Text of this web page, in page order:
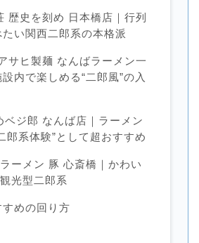
歴史を刻め 日本橋店｜行列
い関西二郎系の本格派
サヒ製麺 なんばラーメン一
内で楽しめる“二郎風”の入
ベジ郎 なんば店｜ラーメン
郎系体験”として超おすすめ
ーメン 豚 心斎橋｜かわい
光型二郎系
めの回り方